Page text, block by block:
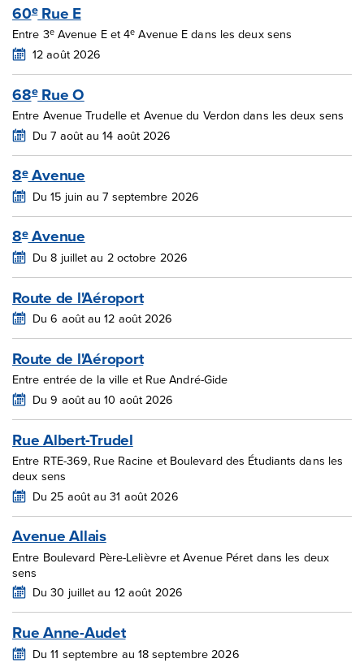
60eRue E
Entre 3eAvenue E et 4e Avenue E dans les deux sens
12 août 2026
68eRue O
Entre Avenue Trudelle et Avenue du Verdon dans les deux sens
Du 7 août au 14 août 2026
8eAvenue
Du 15 juin au 7 septembre 2026
8eAvenue
Du 8 juillet au 2 octobre 2026
Route de l'Aéroport
Du 6 août au 12 août 2026
Route de l'Aéroport
Entre entrée de la ville et Rue André-Gide
Du 9 août au 10 août 2026
Rue Albert-Trudel
Entre RTE-369, Rue Racine et Boulevard des Étudiants dans les
deux sens
Du 25 août au 31 août 2026
Avenue Allais
Entre Boulevard Père-Lelièvre et Avenue Péret dans les deux
sens
Du 30 juillet au 12 août 2026
Rue Anne-Audet
Du 11 septembre au 18 septembre 2026